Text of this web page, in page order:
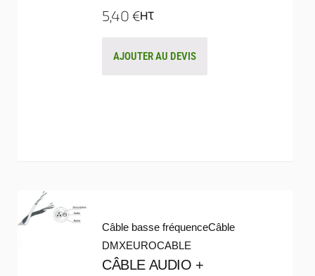
5,40€HT
AJOUTER AU DEVIS
Câble basse fréquenceCâble
DMXEUROCABLE
CÂBLE AUDIO +